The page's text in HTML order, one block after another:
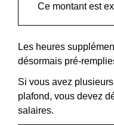
Ce montant est
Les heures
désormais pré-
Si vous avez
plafond, vous devez
salaires.